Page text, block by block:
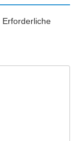
Erforderliche